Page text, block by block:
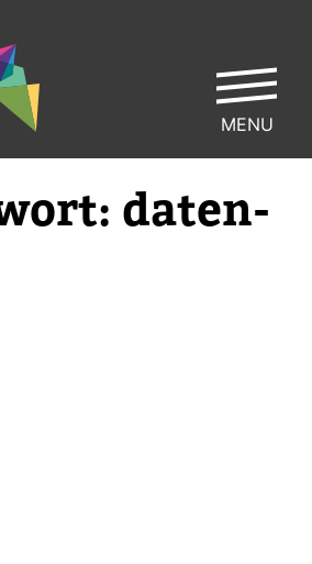
daten­
MENU